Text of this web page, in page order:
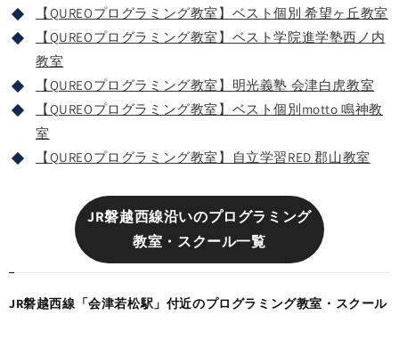
【QUREOプログラミング教室】ベスト個別 希望ヶ丘教室
【QUREOプログラミング教室】ベスト学院進学塾西ノ内
教室
【QUREOプログラミング教室】明光義塾 会津白虎教室
【QUREOプログラミング教室】ベスト個別motto 鳴神教
室
【QUREOプログラミング教室】自立学習RED 郡山教室
JR磐越西線沿いのプログラミング
教室・スクール一覧
JR磐越西線「会津若松駅」付近のプログラミング教室・スクール